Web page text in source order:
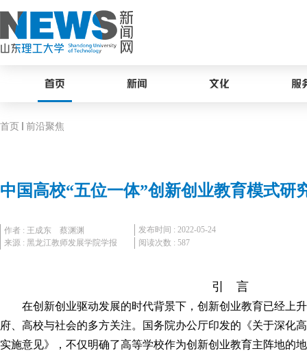
首页 新闻 文化 服
首页 前沿聚焦
中国高校“五位一体”创新创业教育模式研
作者 : 王成东 蔡渊渊
来源 : 黑龙江教师发展学院学报
发布时间 : 2022-05-24
阅读次数 : 587
引 言
在创新创业驱动发展的时代背景下，创新创业教育已经上
府、高校与社会的多方关注。国务院办公厅印发的《关于深化
实施意见》，不仅明确了高等学校作为创新创业教育主阵地的
最美山理工 校园风光图库